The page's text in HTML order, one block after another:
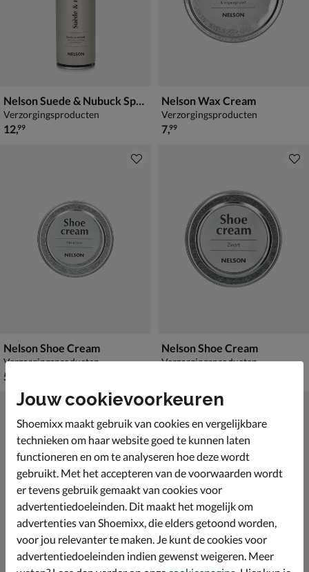
Nelson Suede & Nubuck Spray
Verzorgingsproducten
€ 12,99
12,99
Nelson Wax Cream
Verzorgingsproducten
€ 7,99
7,99
Nelson Shoe Cream
Verzorgingsproducten
€ 5,99
5
Nelson Shoe Cream
Verzorgingsproducten
Jouw cookievoorkeuren
Shoemixx maakt gebruik van cookies en vergelijkbare
technieken om haar website goed te kunnen laten
functioneren en om te analyseren hoe deze wordt
gebruikt. Met het accepteren van de voorwaarden wordt
er tevens gebruik gemaakt van cookies voor
advertentiedoeleinden. Dit maakt het mogelijk om
advertenties van Shoemixx, die elders getoond worden,
voor jou relevanter te maken. Je kunt de cookies voor
advertentiedoeleinden indien gewenst weigeren. Meer